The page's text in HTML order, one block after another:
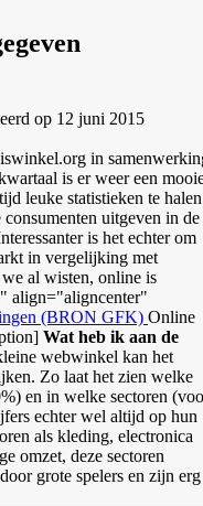
op 12 juni 2015
in
is er weer een
leuke statistieken te
uitgeven in de
is het echter om
in vergelijking met
al wisten, online is
align="aligncenter"
Online
Wat heb ik aan de
webwinkel kan het
Zo laat het zien welke
en in welke sectoren
echter wel altijd op hun
als kleding, electronica
omzet, deze sectoren
grote spelers en zijn erg